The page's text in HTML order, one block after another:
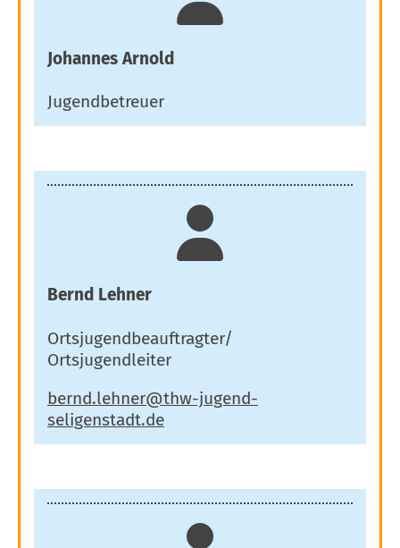
Johannes Arnold
Jugendbetreuer
Bernd Lehner
Ortsjugendbeauftragter/
Ortsjugendleiter